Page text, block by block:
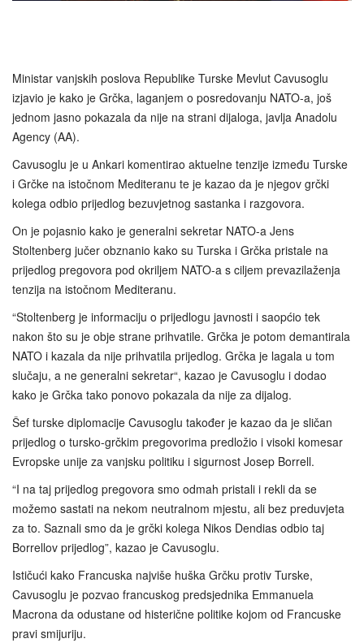
Ministar vanjskih poslova Republike Turske Mevlut Cavusoglu
izjavio je kako je Grčka, laganjem o posredovanju NATO-a, još
jednom jasno pokazala da nije na strani dijaloga, javlja Anadolu
Agency (AA).
Cavusoglu je u Ankari komentirao aktuelne tenzije između Turske
i Grčke na istočnom Mediteranu te je kazao da je njegov grčki
kolega odbio prijedlog bezuvjetnog sastanka i razgovora.
On je pojasnio kako je generalni sekretar NATO-a Jens
Stoltenberg jučer obznanio kako su Turska i Grčka pristale na
prijedlog pregovora pod okriljem NATO-a s ciljem prevazilaženja
tenzija na istočnom Mediteranu.
“Stoltenberg je informaciju o prijedlogu javnosti i saopćio tek
nakon što su je obje strane prihvatile. Grčka je potom demantirala
NATO i kazala da nije prihvatila prijedlog. Grčka je lagala u tom
slučaju, a ne generalni sekretar“, kazao je Cavusoglu i dodao
kako je Grčka tako ponovo pokazala da nije za dijalog.
Šef turske diplomacije Cavusoglu također je kazao da je sličan
prijedlog o tursko-grčkim pregovorima predložio i visoki komesar
Evropske unije za vanjsku politiku i sigurnost Josep Borrell.
“I na taj prijedlog pregovora smo odmah pristali i rekli da se
možemo sastati na nekom neutralnom mjestu, ali bez preduvjeta
za to. Saznali smo da je grčki kolega Nikos Dendias odbio taj
Borrellov prijedlog”, kazao je Cavusoglu.
Ističući kako Francuska najviše huška Grčku protiv Turske,
Cavusoglu je pozvao francuskog predsjednika Emmanuela
Macrona da odustane od histerične politike kojom od Francuske
pravi smijuriju.